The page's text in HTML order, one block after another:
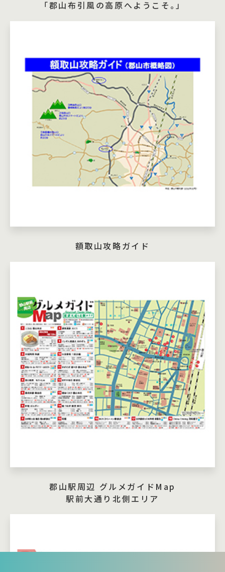
「郡山布引風の高原へようこそ｡」
額取山攻略ガイド
郡山駅周辺 グルメガイドMap
駅前大通り北側エリア